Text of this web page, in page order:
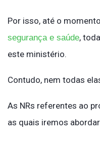
Por isso, até o
segurança e saúde,
este ministério.
Contudo, nem todas
As NRs referentes ao
as quais iremos